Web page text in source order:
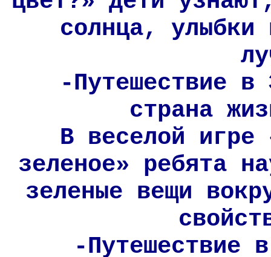
солнца, улыбки
-Путешествие в
страна
В веселой игре
зеленое» ребята
зеленые вещи
-Путешествие